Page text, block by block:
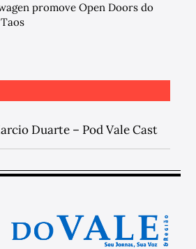
promove Open Doors do
Duarte – Pod Vale Cast